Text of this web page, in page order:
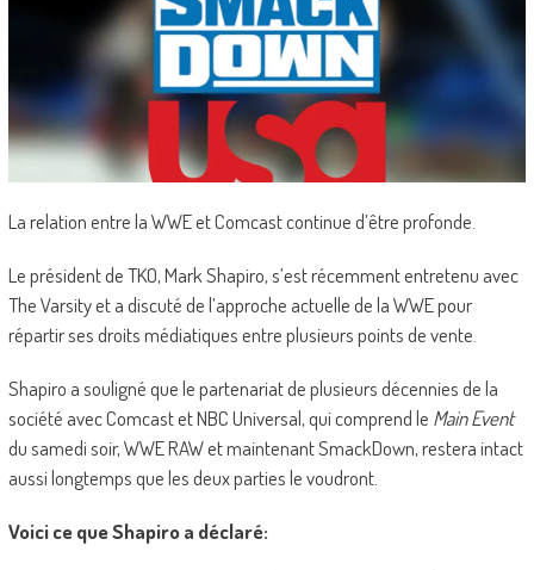
La relation entre la WWE et Comcast continue d’être profonde.
Le président de TKO, Mark Shapiro, s’est récemment entretenu avec
The Varsity et a discuté de l’approche actuelle de la WWE pour
répartir ses droits médiatiques entre plusieurs points de vente.
Shapiro a souligné que le partenariat de plusieurs décennies de la
société avec Comcast et NBC Universal, qui comprend le Main Event
du samedi soir, WWE RAW et maintenant SmackDown, restera intact
aussi longtemps que les deux parties le voudront.
Voici ce que Shapiro a déclaré: